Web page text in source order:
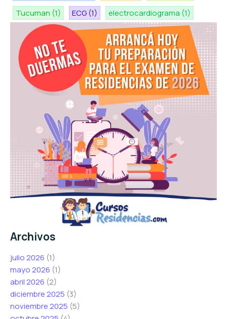
Tucuman (1) ECG (1) electrocardiograma (1)
Archivos
julio 2026 (1)
mayo 2026 (1)
abril 2026 (2)
diciembre 2025 (3)
noviembre 2025 (5)